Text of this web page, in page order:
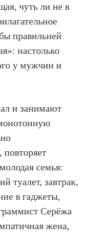
чуть ли не в
правильней
настолько
у мужчин и
и занимают
повторяет
семья:
туалет, завтрак,
в гаджеты,
Серёжа
жена,